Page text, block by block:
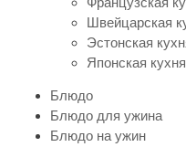
Швейцарская
Эстонская
Японская кухня
Блюдо
Блюдо для ужина
Блюдо на ужин